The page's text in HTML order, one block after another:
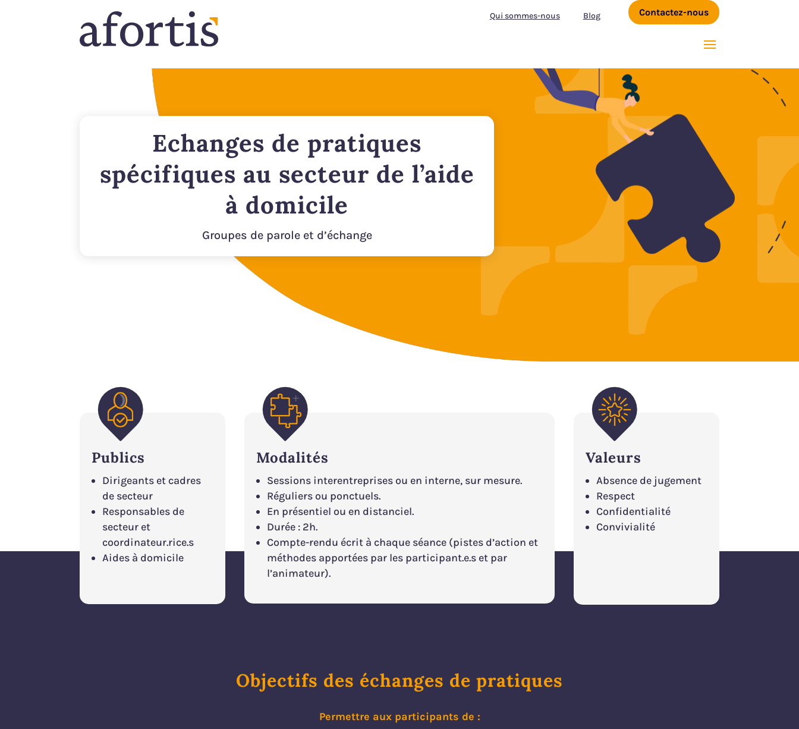
Qui sommes-nous Blog Contactez-nous
Echanges de pratiques
spécifiques au secteur de l’aide
à domicile
Groupes de parole et d’échange
Publics
Dirigeants et cadres
de secteur
Responsables de
secteur et
coordinateur.rice.s
Aides à domicile
Modalités
Sessions interentreprises ou en interne, sur mesure.
Réguliers ou ponctuels.
En présentiel ou en distanciel.
Durée : 2h.
Compte-rendu écrit à chaque séance (pistes d’action et
méthodes apportées par les participant.e.s et par
l’animateur).
Valeurs
Absence de jugement
Respect
Confidentialité
Convivialité
Objectifs des échanges de pratiques
Permettre aux participants de :